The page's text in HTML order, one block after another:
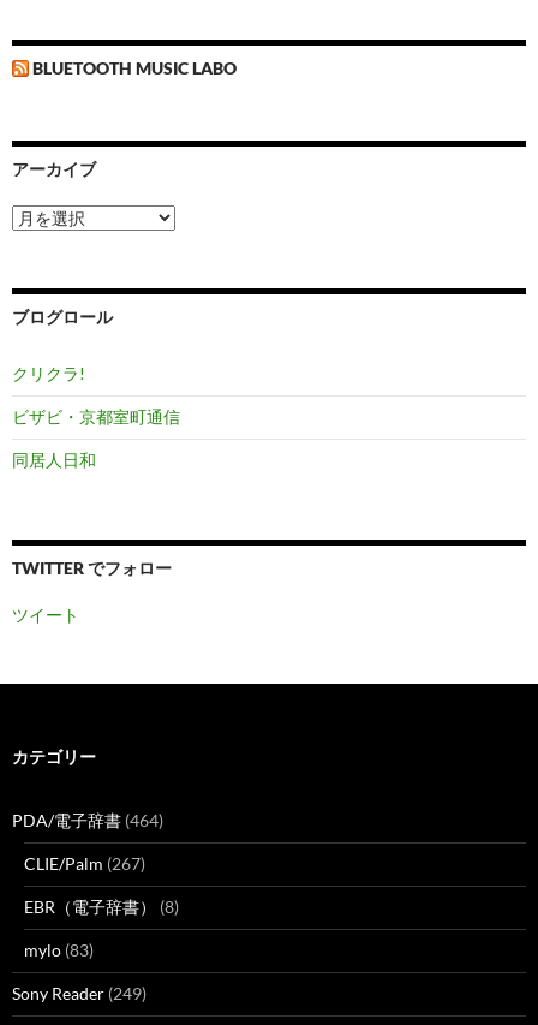
BLUETOOTH MUSIC LABO
アーカイブ
ア
ー
ブ
ブログロール
クリクラ!
ビザビ・京都室町通信
同居人日和
TWITTER でフォロー
ツイート
カテゴリー
PDA/電子辞書 (464)
CLIE/Palm (267)
EBR（電子辞書） (8)
mylo (83)
Sony Reader (249)